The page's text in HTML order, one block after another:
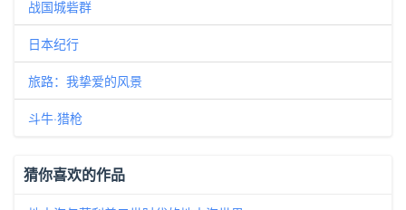
战国城砦群
日本纪行
旅路：我挚爱的风景
斗牛·猎枪
猜你喜欢的作品